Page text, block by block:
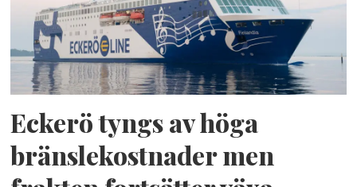
Eckerö tyngs av höga
bränslekostnader men